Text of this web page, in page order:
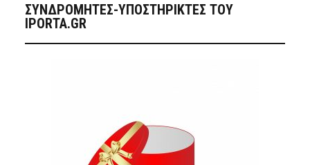
ΣΥΝΔΡΟΜΗΤΈΣ-ΥΠΟΣΤΗΡΙΚΤΈΣ ΤΟΥ
IPORTA.GR